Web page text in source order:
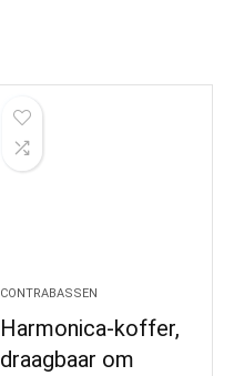
CONTRABASSEN
Harmonica-koffer,
draagbaar om